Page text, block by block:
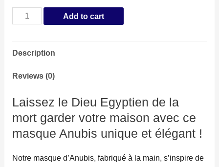
Masque
Add to cart
Description
Reviews (0)
Laissez le Dieu Egyptien de la
mort garder votre maison avec ce
masque Anubis unique et élégant !
Notre masque d’Anubis, fabriqué à la main, s’inspire de